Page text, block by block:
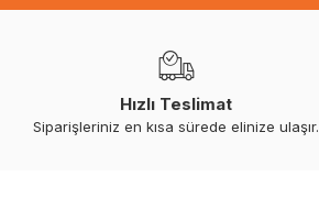
Hızlı Teslimat
Siparişleriniz en kısa sürede elinize ulaşır.